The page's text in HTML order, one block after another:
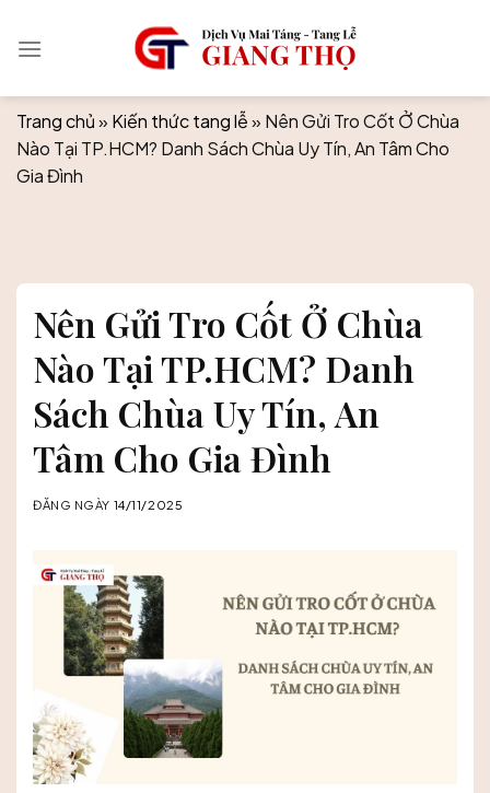
Trang chủ» Kiến thức tang lễ» Nên Gửi Tro Cốt Ở Chùa
Nào Tại TP.HCM? Danh Sách Chùa Uy Tín, An Tâm Cho
Gia Đình
Nên Gửi Tro Cốt Ở Chùa
Nào Tại TP.HCM? Danh
Sách Chùa Uy Tín, An
Tâm Cho Gia Đình
ĐĂNG NGÀY 14/11/2025